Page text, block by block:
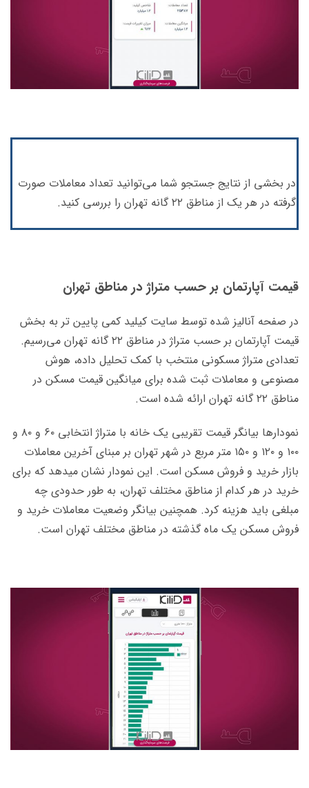
در بخشی از نتایج جستجو شما می‌توانید تعداد معاملات صورت
گرفته در هر یک از مناطق ۲۲ گانه تهران را بررسی کنید.
قیمت آپارتمان بر حسب متراژ در مناطق تهران
در صفحه آنالیز شده توسط سایت کیلید کمی پایین تر به بخش
قیمت آپارتمان بر حسب متراژ در مناطق ۲۲ گانه تهران می‌رسیم.
تعدادی متراژ مسکونی منتخب با کمک تحلیل داده، هوش
مصنوعی و معاملات ثبت شده برای میانگین قیمت مسکن در
مناطق ۲۲ گانه تهران ارائه شده است.
نمودارها بیانگر قیمت تقریبی یک خانه با متراژ انتخابی ۶۰ و ۸۰ و
۱۰۰ و ۱۲۰ و ۱۵۰ متر مربع در شهر تهران بر مبنای آخرین معاملات
بازار خرید و فروش مسکن است. این نمودار نشان می‎دهد که برای
خرید در هر کدام از مناطق مختلف تهران، به طور حدودی چه
مبلغی باید هزینه کرد. همچنین بیانگر وضعیت معاملات خرید و
فروش مسکن یک ماه گذشته در مناطق مختلف تهران است.